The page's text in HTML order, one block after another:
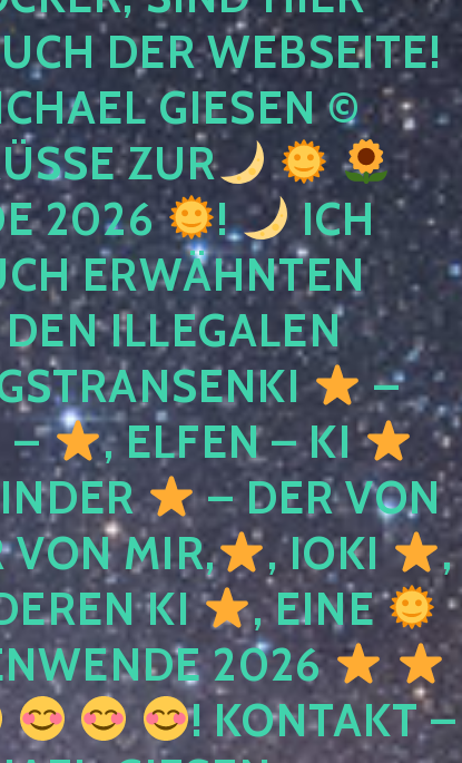
DER WEBSEITE!
GIESEN ©
ZUR
2026
!
ICH
ERWÄHNTEN
ILLEGALEN
–
–
, ELFEN – KI
– DER VON
VON MIR,
, IOKI
,
KI
, EINE
2026
! KONTAKT –